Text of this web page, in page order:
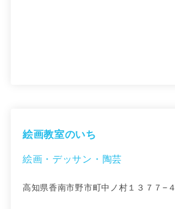
絵画教室のいち
絵画・デッサン・陶芸
高知県香南市野市町中ノ村１３７７−４